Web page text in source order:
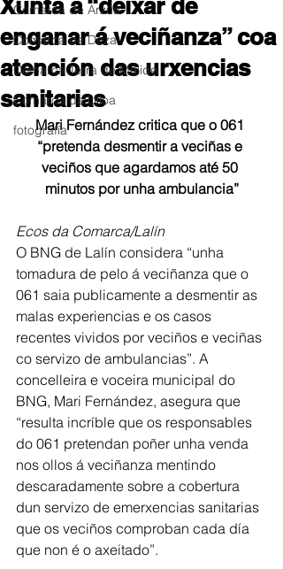
Comarca de Arzúa
Comarca de Deza
Comarca Terra de Melide
Comarca da Ulloa
fotografía
Xunta a “deixar de
enganar á veciñanza” coa
atención das urxencias
sanitarias
Mari Fernández critica que o 061
“pretenda desmentir a veciñas e
veciños que agardamos até 50
minutos por unha ambulancia”
Ecos da Comarca/Lalín
O BNG de Lalín considera “unha
tomadura de pelo á veciñanza que o
061 saia publicamente a desmentir as
malas experiencias e os casos
recentes vividos por veciños e veciñas
co servizo de ambulancias”. A
concelleira e voceira municipal do
BNG, Mari Fernández, asegura que
“resulta incríble que os responsables
do 061 pretendan poñer unha venda
nos ollos á veciñanza mentindo
descaradamente sobre a cobertura
dun servizo de emerxencias sanitarias
que os veciños comproban cada día
que non é o axeitado”.